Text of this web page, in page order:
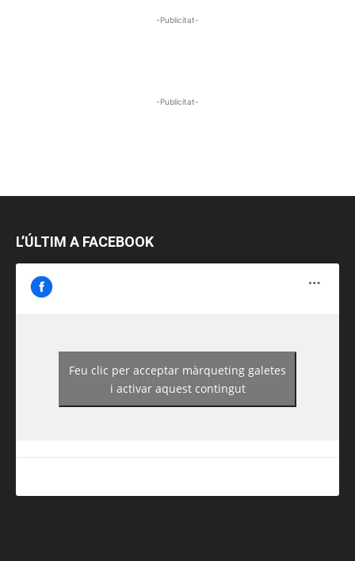
-Publicitat-
-Publicitat-
L’ÚLTIM A FACEBOOK
https://www.facebook.com/guiadereus/
Feu clic per acceptar màrqueting galetes
i activar aquest contingut